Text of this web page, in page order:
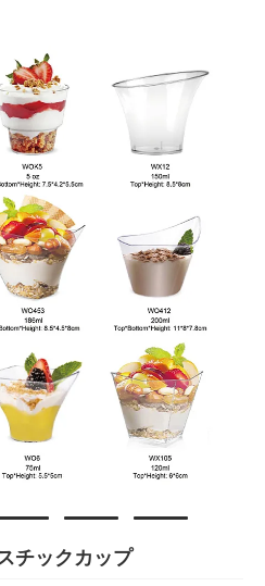
チックカップ